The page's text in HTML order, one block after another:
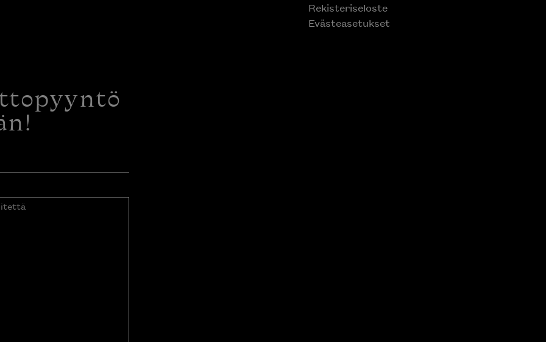
Rekisteriseloste
Evästeasetukset